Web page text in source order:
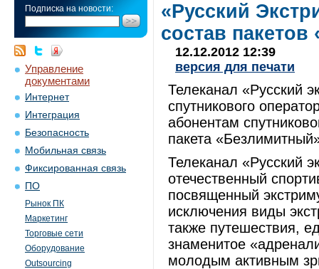
Подписка на новости:
Управление
документами
Интернет
Интеграция
Безопасность
Мобильная связь
Фиксированная связь
ПО
Рынок ПК
Маркетинг
Торговые сети
Оборудование
Outsourcing
«Русский
состав пакетов
12.12.2012 12:39
версия для печати
Телеканал «Русский
спутникового
абонентам
пакета
Телеканал «Русский
отечественный
посвященный
исключения виды
также путешествия,
знаменитое
молодым активным